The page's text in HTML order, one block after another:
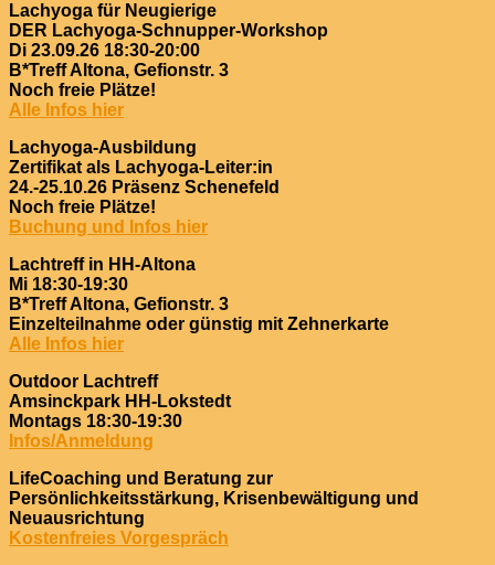
Lachyoga für Neugierige
DER Lachyoga-Schnupper-Workshop
Di 23.09.26 18:30-20:00
B*Treff Altona, Gefionstr. 3
Noch freie Plätze!
Alle Infos hier
Lachyoga-Ausbildung
Zertifikat als Lachyoga-Leiter:in
24.-25.10.26 Präsenz Schenefeld
Noch freie Plätze!
Buchung und Infos hier
Lachtreff in HH-Altona
Mi 18:30-19:30
B*Treff Altona, Gefionstr. 3
Einzelteilnahme oder günstig mit Zehnerkarte
Alle Infos hier
Outdoor Lachtreff
Amsinckpark HH-Lokstedt
Montags 18:30-19:30
Infos/Anmeldung
LifeCoaching und Beratung zur
Persönlichkeitsstärkung, Krisenbewältigung und
Neuausrichtung
Kostenfreies Vorgespräch